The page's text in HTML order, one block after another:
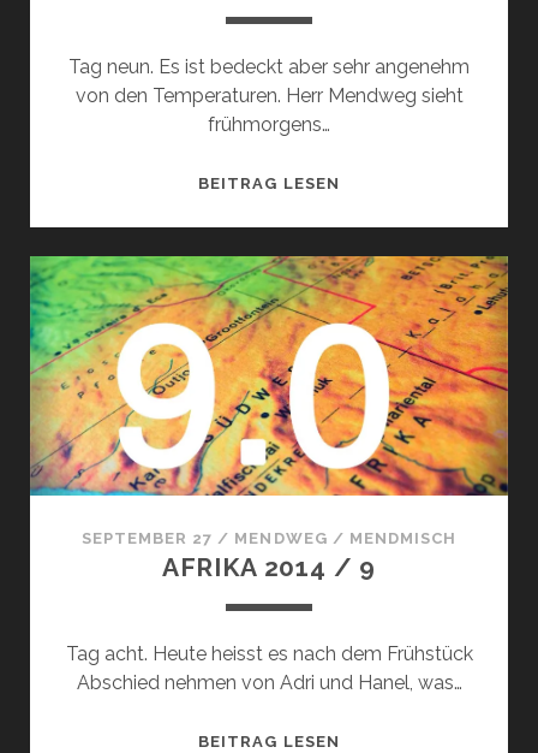
Tag neun. Es ist bedeckt aber sehr angenehm
von den Temperaturen. Herr Mendweg sieht
frühmorgens…
BEITRAG LESEN
10
SEPTEMBER 27 / MENDWEG / MENDMISCH
AFRIKA 2014 / 9
Tag acht. Heute heisst es nach dem Frühstück
Abschied nehmen von Adri und Hanel, was…
BEITRAG LESEN